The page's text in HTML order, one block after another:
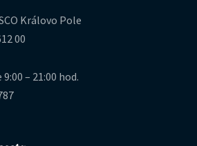
Královo Pole
00
– 21:00 hod.